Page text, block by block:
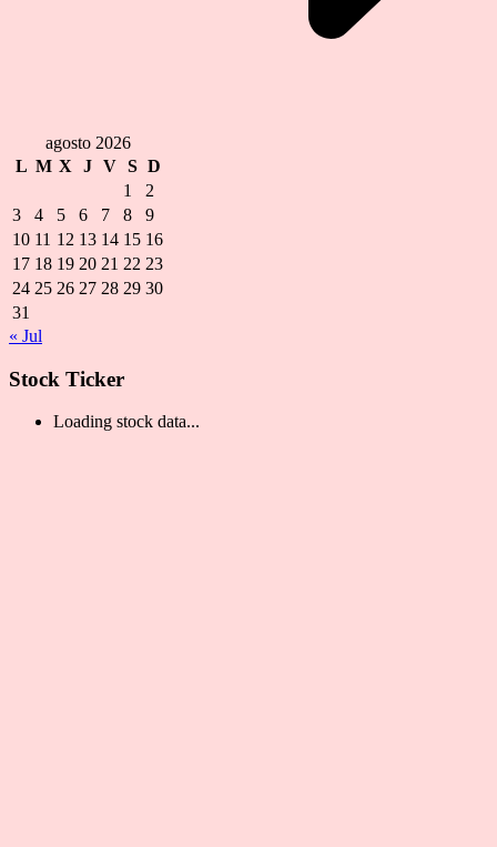
agosto 2026
L M X J V S D
1
2
3
4 5 6 7 8
9
10 11 12 13 14 15 16
17 18 19 20 21 22 23
24 25 26 27 28 29 30
31
« Jul
Stock Ticker
Loading stock data...